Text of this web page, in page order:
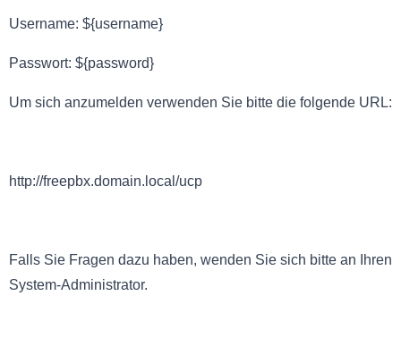
Username: ${username}
Passwort: ${password}
Um sich anzumelden verwenden Sie bitte die folgende URL:
http://freepbx.domain.local/ucp
Falls Sie Fragen dazu haben, wenden Sie sich bitte an Ihren
System-Administrator.